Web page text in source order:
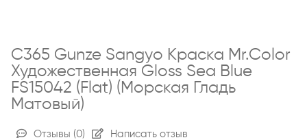
C365 Gunze Sangyo Краска Mr.Color
Художественная Gloss Sea Blue
FS15042 (Flat) (морская Гладь
Матовый)
Отзывы (0) Написать отзыв